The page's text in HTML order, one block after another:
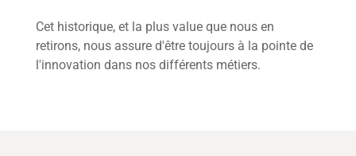
Cet historique, et la plus value que nous en
retirons, nous assure d'être toujours à la pointe de
l'innovation dans nos différents métiers.